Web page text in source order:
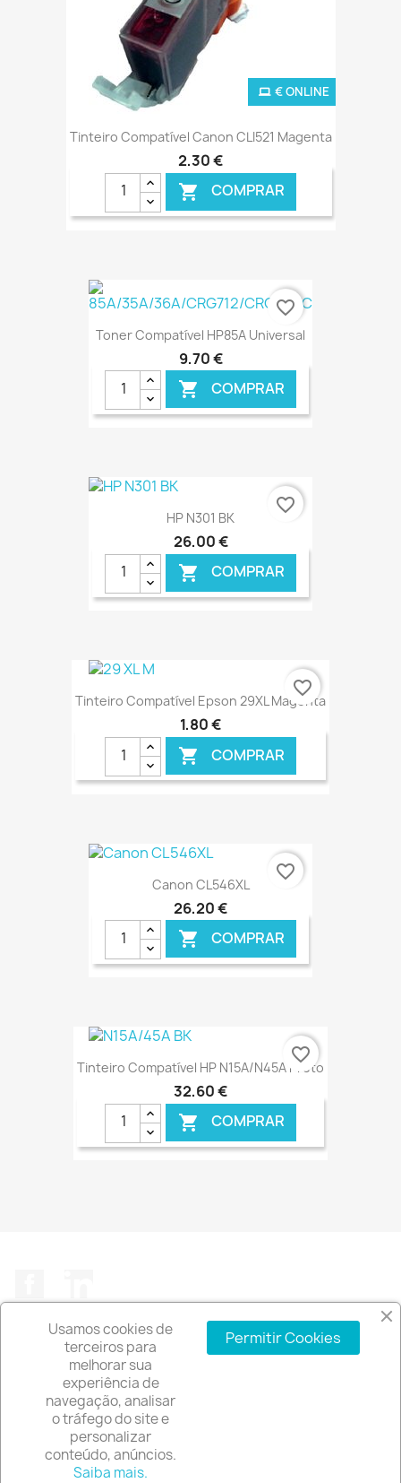
Tinteiro Compatível Canon CLI521 Magenta
2,30 €
 COMPRAR
€ ONLINE
Toner Compatível HP85A Universal
9,70 €
 COMPRAR
€ ONLINE
favorite_border
HP N301 BK
26,00 €
 COMPRAR
€ ONLINE
favorite_border
Tinteiro Compatível Epson 29XL Magenta
1,80 €
 COMPRAR
€ ONLINE
favorite_border
Canon CL546XL
26,20 €
 COMPRAR
€ ONLINE
favorite_border
Tinteiro Compatível HP N15A/N45A Preto
32,60 €
 COMPRAR
favorite_border
A EMPRESA
INFORMAÇÃO DA LOJA
© 2026 - Software de comércio eletrónico por
Usamos cookies de
terceiros para
melhorar sua
experiência de
navegação, analisar
o tráfego do site e
personalizar
conteúdo, anúncios.
Saiba mais.
Permitir Cookies